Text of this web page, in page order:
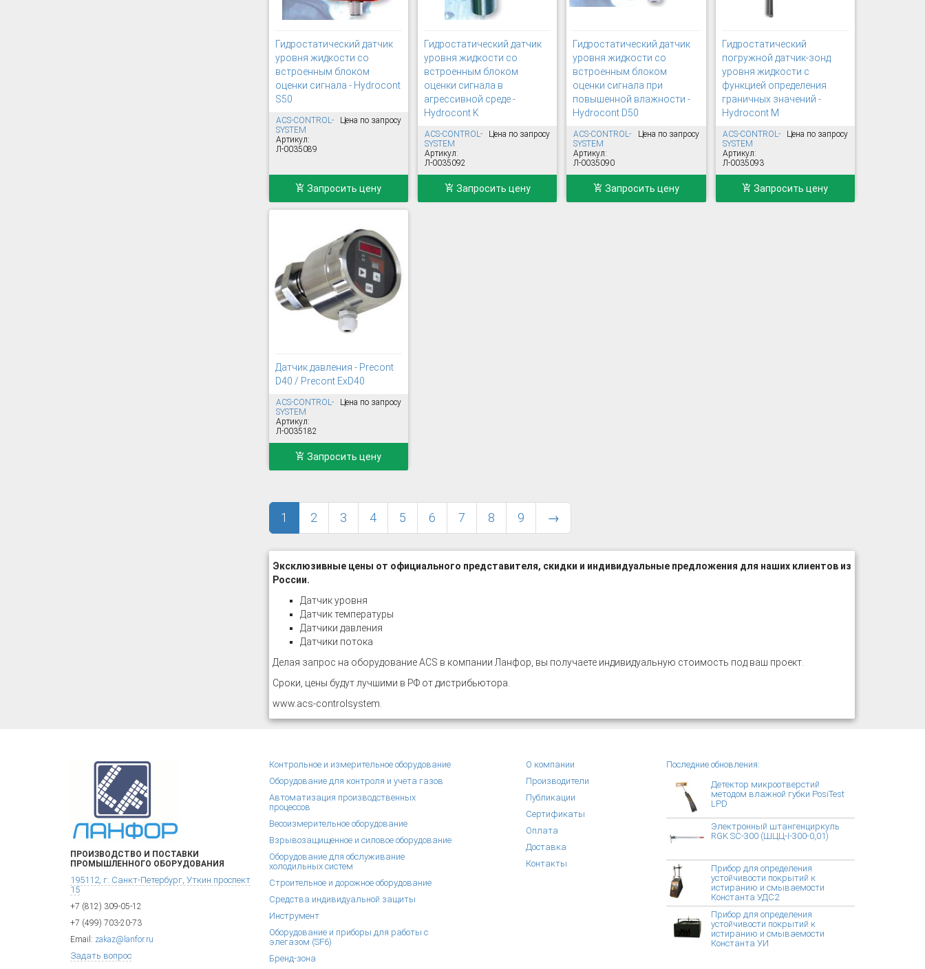
Гидростатический датчик
уровня жидкости со
встроенным блоком
оценки сигнала - Hydrocont
S50
ACS-CONTROL-
SYSTEM
Артикул:
Л-0035089
Цена по запросу
Запросить цену
Гидростатический датчик
уровня жидкости со
встроенным блоком
оценки сигнала в
агрессивной среде -
Hydrocont K
ACS-CONTROL-
SYSTEM
Артикул:
Л-0035092
Цена по запросу
Запросить цену
Гидростатический датчик
уровня жидкости со
встроенным блоком
оценки сигнала при
повышенной влажности -
Hydrocont D50
ACS-CONTROL-
SYSTEM
Артикул:
Л-0035090
Цена по запросу
Запросить цену
Гидростатический
погружной датчик-зонд
уровня жидкости с
функцией определения
граничных значений -
Hydrocont M
ACS-CONTROL-
SYSTEM
Артикул:
Л-0035093
Цена по запросу
Запросить цену
Датчик давления - Precont
D40 / Precont ExD40
ACS-CONTROL-
SYSTEM
Артикул:
Л-0035182
Цена по запросу
Запросить цену
1 2 3 4 5 6 7 8 9 →
Эксклюзивные цены от официального представителя, скидки и индивидуальные предложения для наших клиентов из
России.
Датчик уровня
Датчик температуры
Датчики давления
Датчики потока
Делая запрос на оборудование ACS в компании Ланфор, вы получаете индивидуальную стоимость под ваш проект.
Сроки, цены будут лучшими в РФ от дистрибьютора.
www.acs-controlsystem.
ПРОИЗВОДСТВО И ПОСТАВКИ
ПРОМЫШЛЕННОГО ОБОРУДОВАНИЯ
195112, г. Санкт-Петербург, Уткин проспект
15
+7 (812) 309-05-12
+7 (499) 703-20-73
Email: zakaz@lanfor.ru
Задать вопрос
Контрольное и измерительное оборудование
Оборудование для контроля и учета газов
Автоматизация производственных
процессов
Весоизмерительное оборудование
Взрывозащищенное и силовое оборудование
Оборудование для обслуживание
холодильных систем
Строительное и дорожное оборудование
Средства индивидуальной защиты
Инструмент
Оборудование и приборы для работы с
элегазом (SF6)
Бренд-зона
О компании
Производители
Публикации
Сертификаты
Оплата
Доставка
Контакты
Последние обновления:
Детектор микроотверстий
методом влажной губки PosiTest
LPD
Электронный штангенциркуль
RGK SC-300 (ШЦЦ-I-300-0,01)
Прибор для определения
устойчивости покрытий к
истиранию и смываемости
Константа УДС2
Прибор для определения
устойчивости покрытий к
истиранию и смываемости
Константа УИ